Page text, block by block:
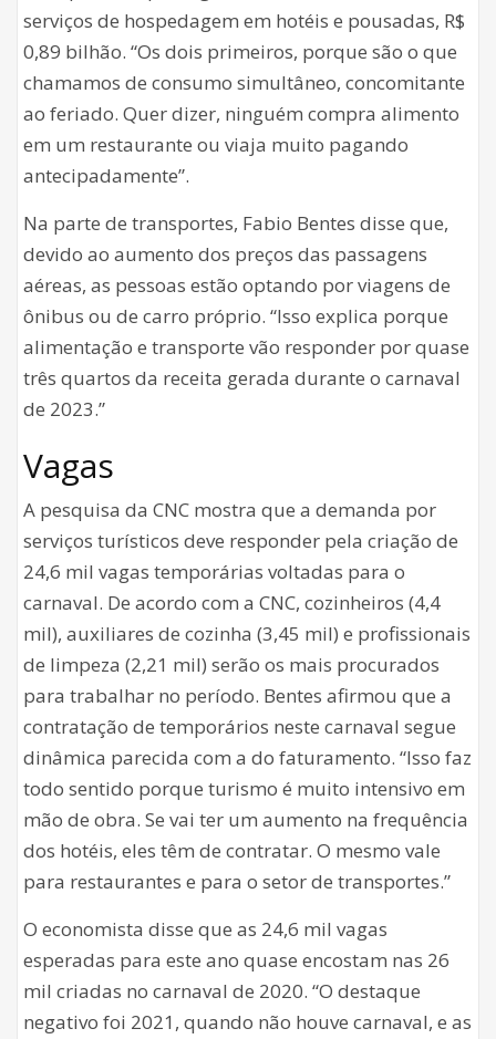
serviços de hospedagem em hotéis e pousadas, R$
0,89 bilhão. “Os dois primeiros, porque são o que
chamamos de consumo simultâneo, concomitante
ao feriado. Quer dizer, ninguém compra alimento
em um restaurante ou viaja muito pagando
antecipadamente”.
Na parte de transportes, Fabio Bentes disse que,
devido ao aumento dos preços das passagens
aéreas, as pessoas estão optando por viagens de
ônibus ou de carro próprio. “Isso explica porque
alimentação e transporte vão responder por quase
três quartos da receita gerada durante o carnaval
de 2023.”
Vagas
A pesquisa da CNC mostra que a demanda por
serviços turísticos deve responder pela criação de
24,6 mil vagas temporárias voltadas para o
carnaval. De acordo com a CNC, cozinheiros (4,4
mil), auxiliares de cozinha (3,45 mil) e profissionais
de limpeza (2,21 mil) serão os mais procurados
para trabalhar no período. Bentes afirmou que a
contratação de temporários neste carnaval segue
dinâmica parecida com a do faturamento. “Isso faz
todo sentido porque turismo é muito intensivo em
mão de obra. Se vai ter um aumento na frequência
dos hotéis, eles têm de contratar. O mesmo vale
para restaurantes e para o setor de transportes.”
O economista disse que as 24,6 mil vagas
esperadas para este ano quase encostam nas 26
mil criadas no carnaval de 2020. “O destaque
negativo foi 2021, quando não houve carnaval, e as